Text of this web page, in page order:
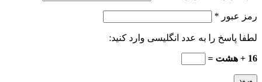
رمز عبور *
لطفا پاسخ را به عدد انگلیسی وارد کنید:
16 + هشت =